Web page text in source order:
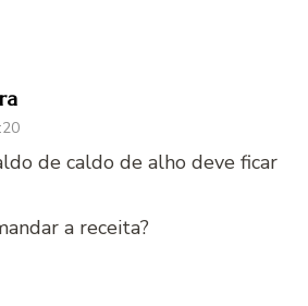
de caldo de alho deve ficar
a receita?